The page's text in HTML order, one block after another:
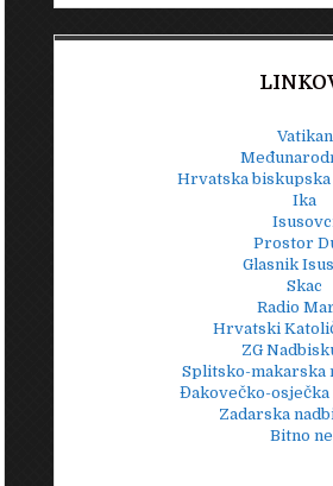
Vatikan
Hrvatska
Ika
Prostor
Glasnik
Skac
Radio
Hrvatski
ZG
Splitsko-makarska
Đakovečko-osječka
Zadarska
Bitno